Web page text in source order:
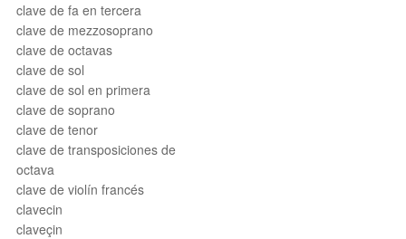
clave de fa en tercera
clave de mezzosoprano
clave de octavas
clave de sol
clave de sol en primera
clave de soprano
clave de tenor
clave de transposiciones de
octava
clave de violín francés
clavecin
claveçin